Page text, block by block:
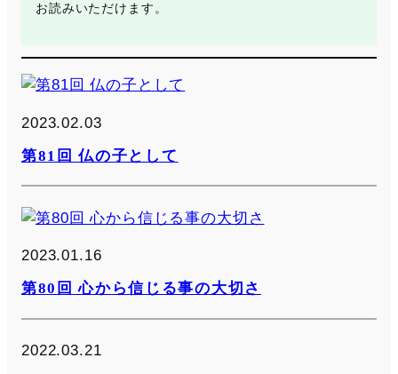
お読みいただけます。
2023.02.03
第81回 仏の子として
2023.01.16
第80回 心から信じる事の大切さ
2022.03.21